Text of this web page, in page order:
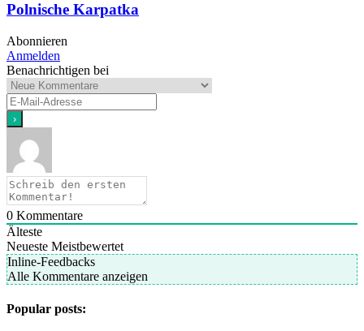
Polnische Karpatka
Abonnieren
Anmelden
Benachrichtigen bei
0 Kommentare
Älteste
Neueste Meistbewertet
Inline-Feedbacks
Alle Kommentare anzeigen
Popular posts: